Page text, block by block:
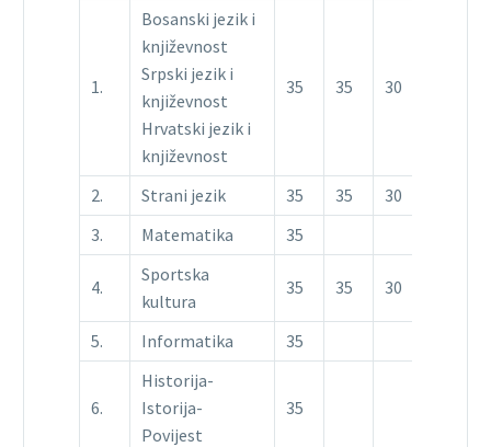
1.
Bosanski jezik i
književnost
Srpski jezik i
književnost
Hrvatski jezik i
književnost
35 35 30
2. Strani jezik 35 35
30
3.
Matematika 35
4.
Sportska
kultura
35 35 30
5. Informatika 35
6.
Historija-
Istorija-
Povijest
35